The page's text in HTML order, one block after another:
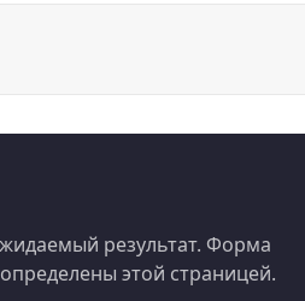
результат. Форма
этой страницей.